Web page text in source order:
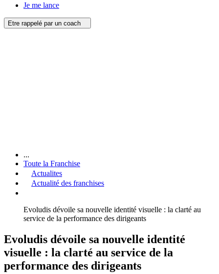
Je me lance
Etre rappelé par un coach
...
Toute la Franchise
Actualites
Actualité des franchises
Evoludis dévoile sa nouvelle identité visuelle : la clarté au
service de la performance des dirigeants
Evoludis dévoile sa nouvelle identité
visuelle : la clarté au service de la
performance des dirigeants